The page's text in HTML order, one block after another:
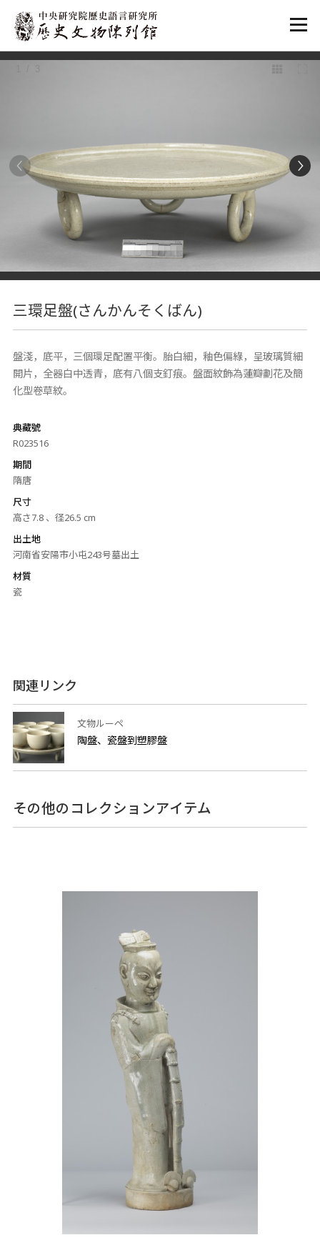
:::
三環足盤(さんかんそくばん)
盤淺，底平，三個環足配置平衡。胎白細，釉色偏綠，呈玻璃質細
開片，全器白中透青，底有八個支釘痕。盤面紋飾為蓮瓣劃花及簡
化型卷草紋。
典藏號
R023516
期間
隋唐
尺寸
高さ7.8 、径26.5 cm
出土地
河南省安陽市小屯243号墓出土
材質
瓷
関連リンク
文物ルーペ
陶盤、瓷盤到塑膠盤
その他のコレクションアイテム